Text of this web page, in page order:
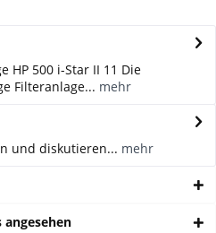
HP 500 i-Star II 11 Die
Filteranlage... mehr
und diskutieren... mehr
angesehen